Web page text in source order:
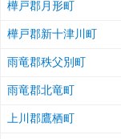
樺戸郡月形町
樺戸郡新十津川町
雨竜郡秩父別町
雨竜郡北竜町
上川郡鷹栖町